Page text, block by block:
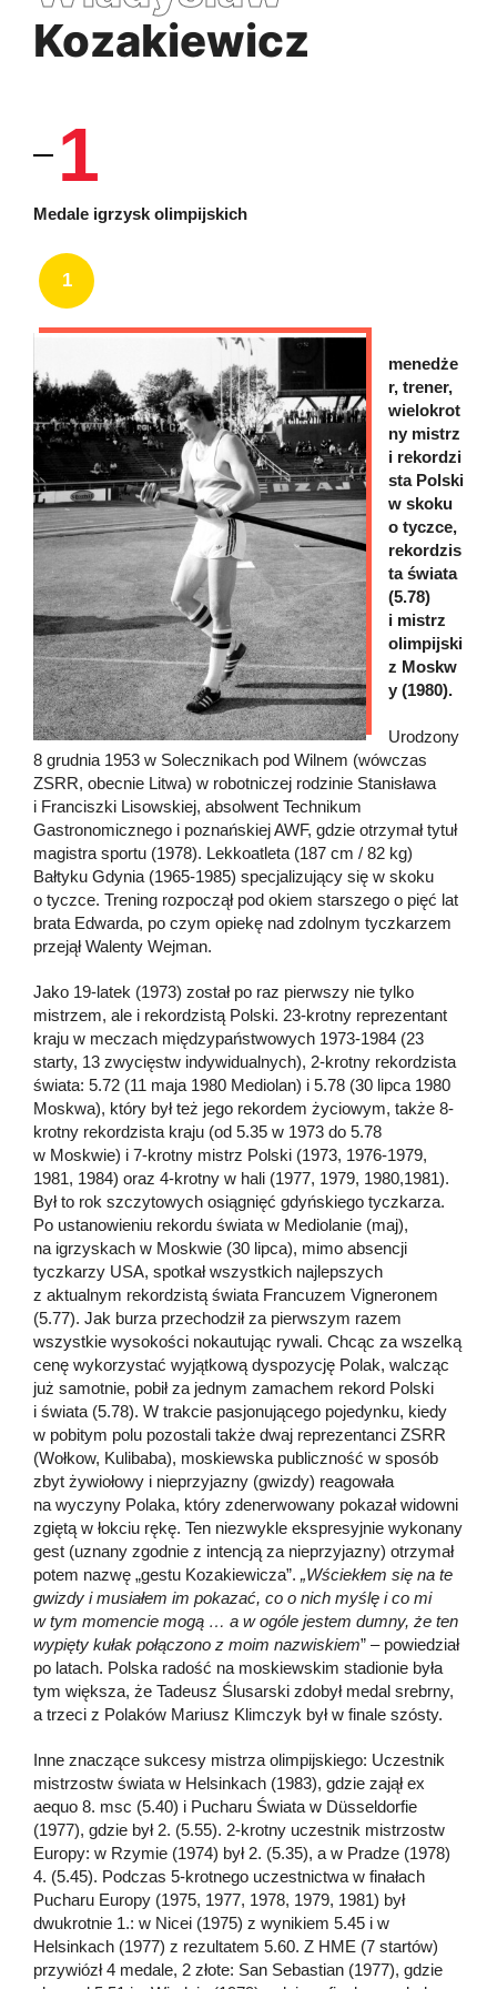
Kozakiewicz
1
Medale igrzysk olimpijskich
1
menedże
r, trener,
wielokrot
ny mistrz
i rekordzi
sta Polski
w skoku
o tyczce,
rekordzis
ta świata
(5.78)
i mistrz
olimpijski
z Moskw
y (1980).
Urodzony
8 grudnia 1953 w Solecznikach pod Wilnem (wówczas
ZSRR, obecnie Litwa) w robotniczej rodzinie Stanisława
i Franciszki Lisowskiej, absolwent Technikum
Gastronomicznego i poznańskiej AWF, gdzie otrzymał tytuł
magistra sportu (1978). Lekkoatleta (187 cm / 82 kg)
Bałtyku Gdynia (1965-1985) specjalizujący się w skoku
o tyczce. Trening rozpoczął pod okiem starszego o pięć lat
brata Edwarda, po czym opiekę nad zdolnym tyczkarzem
przejął Walenty Wejman.
Jako 19-latek (1973) został po raz pierwszy nie tylko
mistrzem, ale i rekordzistą Polski. 23-krotny reprezentant
kraju w meczach międzypaństwowych 1973-1984 (23
starty, 13 zwycięstw indywidualnych), 2-krotny rekordzista
świata: 5.72 (11 maja 1980 Mediolan) i 5.78 (30 lipca 1980
Moskwa), który był też jego rekordem życiowym, także 8-
krotny rekordzista kraju (od 5.35 w 1973 do 5.78
w Moskwie) i 7-krotny mistrz Polski (1973, 1976-1979,
1981, 1984) oraz 4-krotny w hali (1977, 1979, 1980,1981).
Był to rok szczytowych osiągnięć gdyńskiego tyczkarza.
Po ustanowieniu rekordu świata w Mediolanie (maj),
na igrzyskach w Moskwie (30 lipca), mimo absencji
tyczkarzy USA, spotkał wszystkich najlepszych
z aktualnym rekordzistą świata Francuzem Vigneronem
(5.77). Jak burza przechodził za pierwszym razem
wszystkie wysokości nokautując rywali. Chcąc za wszelką
cenę wykorzystać wyjątkową dyspozycję Polak, walcząc
już samotnie, pobił za jednym zamachem rekord Polski
i świata (5.78). W trakcie pasjonującego pojedynku, kiedy
w pobitym polu pozostali także dwaj reprezentanci ZSRR
(Wołkow, Kulibaba), moskiewska publiczność w sposób
zbyt żywiołowy i nieprzyjazny (gwizdy) reagowała
na wyczyny Polaka, który zdenerwowany pokazał widowni
zgiętą w łokciu rękę. Ten niezwykle ekspresyjnie wykonany
gest (uznany zgodnie z intencją za nieprzyjazny) otrzymał
potem nazwę „gestu Kozakiewicza”. „Wściekłem się na te
gwizdy i musiałem im pokazać, co o nich myślę i co mi
w tym momencie mogą … a w ogóle jestem dumny, że ten
wypięty kułak połączono z moim nazwiskiem” – powiedział
po latach. Polska radość na moskiewskim stadionie była
tym większa, że Tadeusz Ślusarski zdobył medal srebrny,
a trzeci z Polaków Mariusz Klimczyk był w finale szósty.
Inne znaczące sukcesy mistrza olimpijskiego: Uczestnik
mistrzostw świata w Helsinkach (1983), gdzie zajął ex
aequo 8. msc (5.40) i Pucharu Świata w Düsseldorfie
(1977), gdzie był 2. (5.55). 2-krotny uczestnik mistrzostw
Europy: w Rzymie (1974) był 2. (5.35), a w Pradze (1978)
4. (5.45). Podczas 5-krotnego uczestnictwa w finałach
Pucharu Europy (1975, 1977, 1978, 1979, 1981) był
dwukrotnie 1.: w Nicei (1975) z wynikiem 5.45 i w
Helsinkach (1977) z rezultatem 5.60. Z HME (7 startów)
przywiózł 4 medale, 2 złote: San Sebastian (1977), gdzie